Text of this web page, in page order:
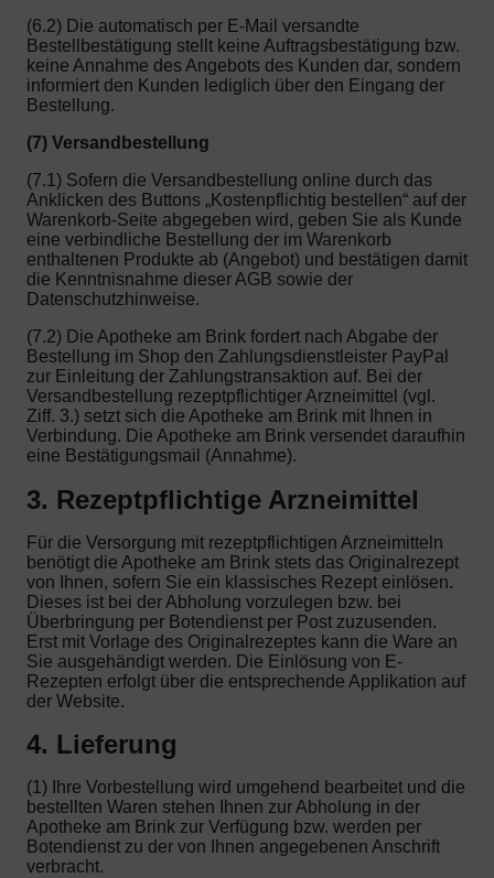
(6.2) Die automatisch per E-Mail versandte
Bestellbestätigung stellt keine Auftragsbestätigung bzw.
keine Annahme des Angebots des Kunden dar, sondern
informiert den Kunden lediglich über den Eingang der
Bestellung.
(7) Versandbestellung
(7.1) Sofern die Versandbestellung online durch das
Anklicken des Buttons „Kostenpflichtig bestellen“ auf der
Warenkorb-Seite abgegeben wird, geben Sie als Kunde
eine verbindliche Bestellung der im Warenkorb
enthaltenen Produkte ab (Angebot) und bestätigen damit
die Kenntnisnahme dieser AGB sowie der
Datenschutzhinweise.
(7.2) Die Apotheke am Brink fordert nach Abgabe der
Bestellung im Shop den Zahlungsdienstleister PayPal
zur Einleitung der Zahlungstransaktion auf. Bei der
Versandbestellung rezeptpflichtiger Arzneimittel (vgl.
Ziff. 3.) setzt sich die Apotheke am Brink mit Ihnen in
Verbindung. Die Apotheke am Brink versendet daraufhin
eine Bestätigungsmail (Annahme).
3. Rezeptpflichtige Arzneimittel
Für die Versorgung mit rezeptpflichtigen Arzneimitteln
benötigt die Apotheke am Brink stets das Originalrezept
von Ihnen, sofern Sie ein klassisches Rezept einlösen.
Dieses ist bei der Abholung vorzulegen bzw. bei
Überbringung per Botendienst per Post zuzusenden.
Erst mit Vorlage des Originalrezeptes kann die Ware an
Sie ausgehändigt werden. Die Einlösung von E-
Rezepten erfolgt über die entsprechende Applikation auf
der Website.
4. Lieferung
(1) Ihre Vorbestellung wird umgehend bearbeitet und die
bestellten Waren stehen Ihnen zur Abholung in der
Apotheke am Brink zur Verfügung bzw. werden per
Botendienst zu der von Ihnen angegebenen Anschrift
verbracht.